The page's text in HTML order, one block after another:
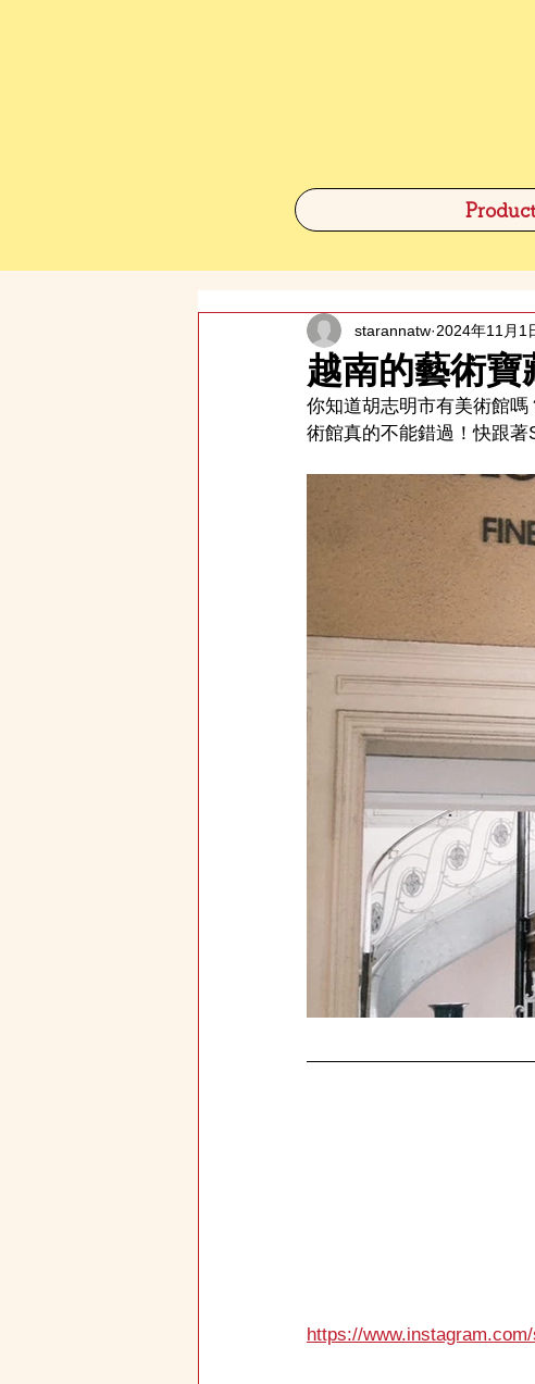
越南的藝術
starannatw 2024年11月1
你知道胡志明市有美術館
術館真的不能錯過！快跟著
https://